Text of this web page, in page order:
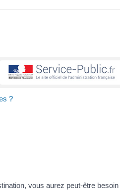
?
vous aurez peut-être besoin